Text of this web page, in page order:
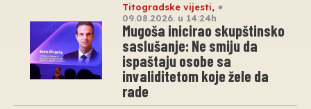
Titogradske vijesti,
09.08.2026. u 14:24h
Mugoša inicirao skupštinsko
saslušanje: Ne smiju da
ispaštaju osobe sa
invaliditetom koje žele da
rade